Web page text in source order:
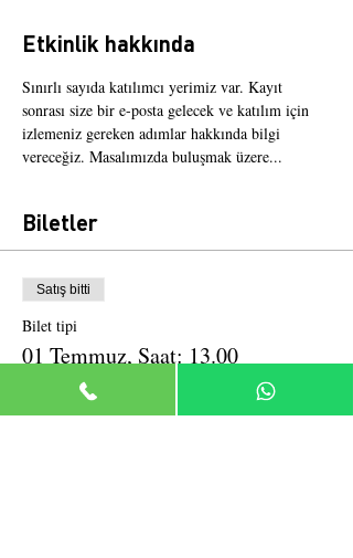
Etkinlik hakkında
Sınırlı sayıda katılımcı yerimiz var. Kayıt
sonrası size bir e-posta gelecek ve katılım için
izlemeniz gereken adımlar hakkında bilgi
vereceğiz. Masalımızda buluşmak üzere...
Biletler
Satış bitti
Bilet tipi
01 Temmuz, Saat: 13.00
Daha Fazla Bilgi